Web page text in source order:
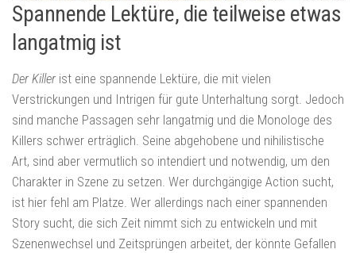
Spannende Lektüre, die teilweise etwas
langatmig ist
Der Killer ist eine spannende Lektüre, die mit vielen
Verstrickungen und Intrigen für gute Unterhaltung sorgt. Jedoch
sind manche Passagen sehr langatmig und die Monologe des
Killers schwer erträglich. Seine abgehobene und nihilistische
Art, sind aber vermutlich so intendiert und notwendig, um den
Charakter in Szene zu setzen. Wer durchgängige Action sucht,
ist hier fehl am Platze. Wer allerdings nach einer spannenden
Story sucht, die sich Zeit nimmt sich zu entwickeln und mit
Szenenwechsel und Zeitsprüngen arbeitet, der könnte Gefallen